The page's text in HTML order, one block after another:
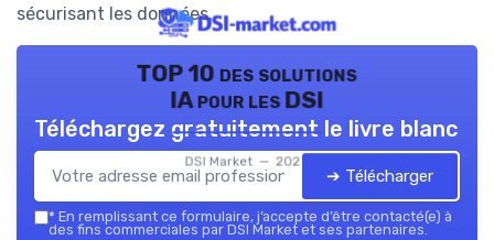
sécurisant les données.
TOP 10 des solutions
IA pour les DSI
DSI Market — 2026
Téléchargez gratuitement le livre blanc
➔ Télécharger
* En remplissant ce formulaire, j’accepte d’être contacté(e) à
des fins commerciales par DSI Market et ses partenaires.